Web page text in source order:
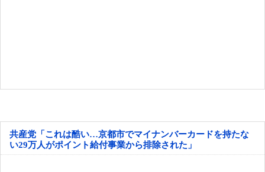
共産党「これは酷い…京都市でマイナンバーカードを持たな
い29万人がポイント給付事業から排除された」